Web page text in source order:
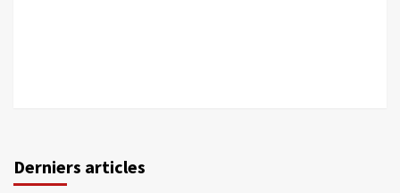
Derniers articles